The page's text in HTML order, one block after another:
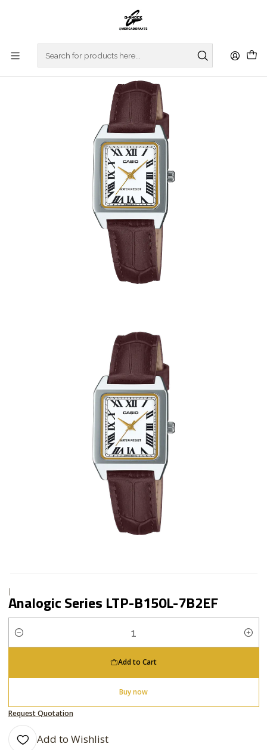
CASIO COLLECTION
Analogic Series LTP-B150L-7B2EF
|
Analogic Series LTP-B150L-7B2EF
Quantity
Add to Cart
Buy now
Request Quotation
Add to Wishlist